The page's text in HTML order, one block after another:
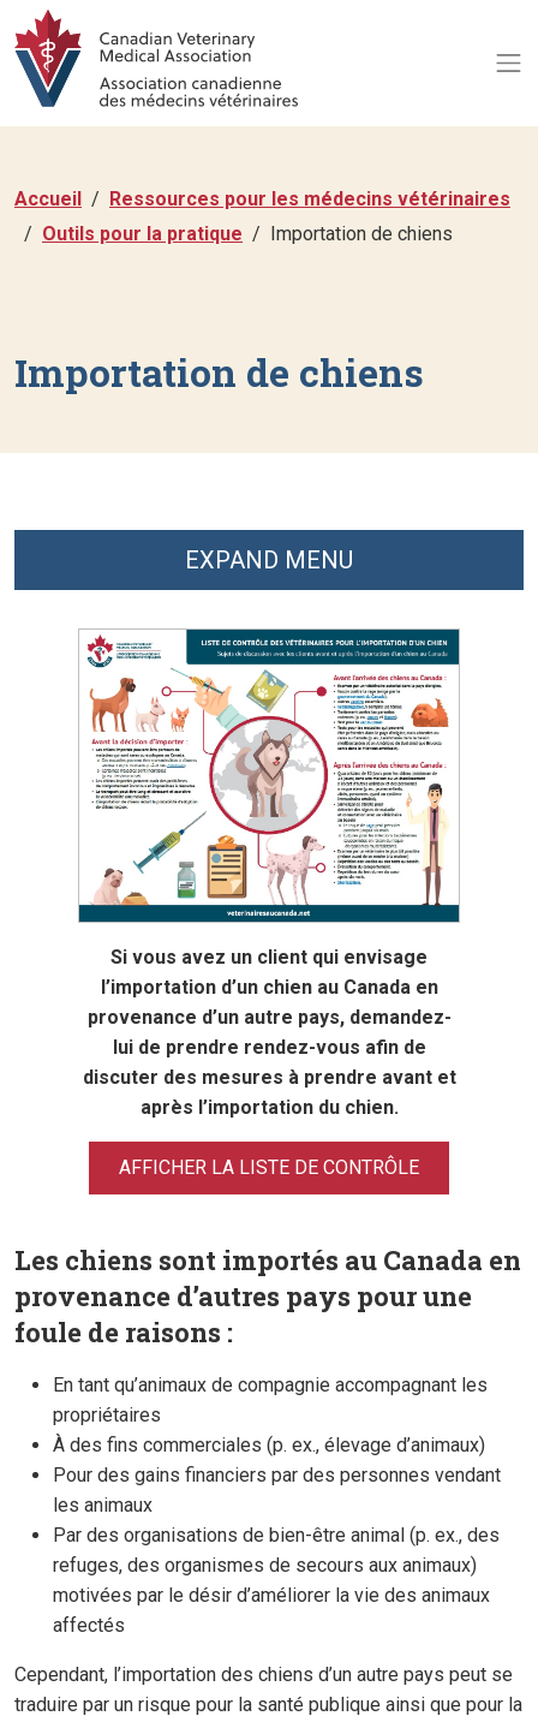
Accueil
Ressources pour les médecins vétérinaires
Outils pour la pratique
Importation de chiens
Importation de chiens
Si vous avez un client qui envisage
l’importation d’un chien au Canada en
provenance d’un autre pays, demandez-
lui de prendre rendez-vous afin de
discuter des mesures à prendre avant et
après l’importation du chien.
AFFICHER LA LISTE DE CONTRÔLE
Les chiens sont importés au Canada en
provenance d’autres pays pour une
foule de raisons :
En tant qu’animaux de compagnie accompagnant les
propriétaires
À des fins commerciales (p. ex., élevage d’animaux)
Pour des gains financiers par des personnes vendant
les animaux
Par des organisations de bien-être animal (p. ex., des
refuges, des organismes de secours aux animaux)
motivées par le désir d’améliorer la vie des animaux
affectés
Cependant, l’importation des chiens d’un autre pays peut se
traduire par un risque pour la santé publique ainsi que pour la
EXPAND MENU